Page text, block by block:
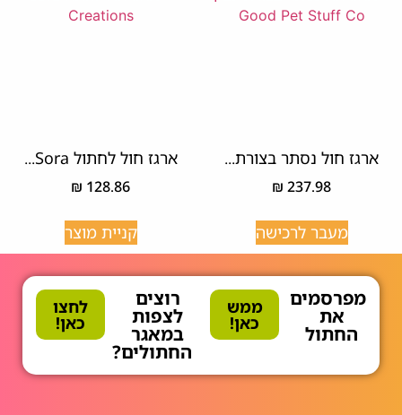
ארגז חול נסתר בצורת...
₪ 237.98
מעבר לרכישה
ארגז חול לחתול Sora...
₪ 128.86
קניית מוצר
מפרסמים
את
החתול
ממש
כאן!
רוצים
לצפות
במאגר
החתולים?
לחצו
כאן!